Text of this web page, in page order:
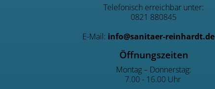
Telefonisch erreichbar unter:
0821 880845
E-Mail: info@sanitaer-reinhardt.de
Öffnungszeiten
Montag – Donnerstag:
7.00 - 16.00 Uhr